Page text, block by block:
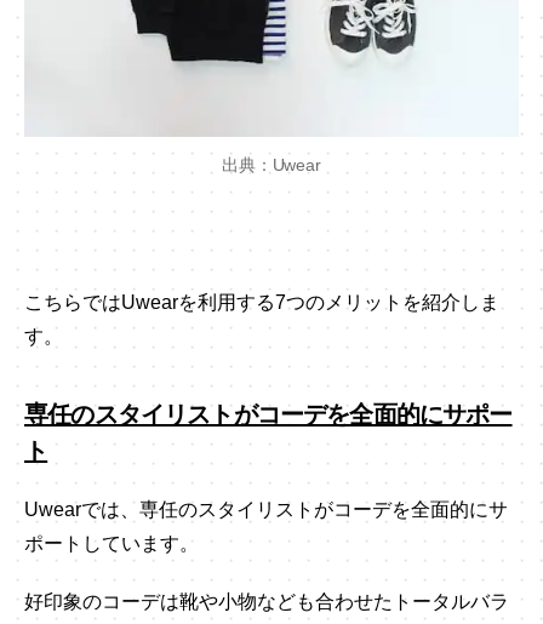
出典：Uwear
こちらではUwearを利用する7つのメリットを紹介しま
す。
専任のスタイリストがコーデを全面的にサポー
ト
Uwearでは、専任のスタイリストがコーデを全面的にサ
ポートしています。
好印象のコーデは靴や小物なども合わせたトータルバラ